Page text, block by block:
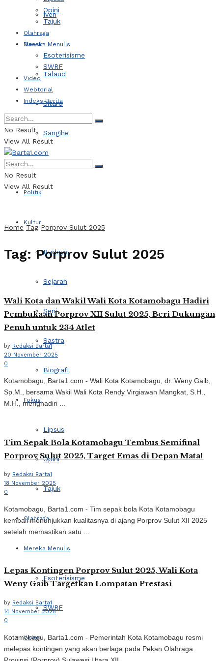
Iven
Daerah
Talaud
Sitaro
Sangihe
Politik
Kultur
Budaya
Sejarah
Seni
Sastra
Biografi
Fokus
Lipsus
Opini
Tajuk
Olahraga
Mereka Menulis
Esoterisisme
SWRF
Video
Opini
Tajuk
Olahraga
Mereka Menulis
Esoterisisme
SWRF
Video
Webtorial
Indeks Berita
No Result
View All Result
No Result
View All Result
Home Tag Porprov Sulut 2025
Tag:Porprov Sulut 2025
Wali Kota dan Wakil Wali Kota Kotamobagu Hadiri
Pembukaan Porprov XII Sulut 2025, Beri Dukungan
Penuh untuk 234 Atlet
by Redaksi Barta1
20 November 2025
0
Kotamobagu, Barta1.com - Wali Kota Kotamobagu, dr. Weny Gaib,
Sp.M., bersama Wakil Wali Kota Rendy Virgiawan Mangkat, S.H.,
M.H., menghadiri ...
Tim Sepak Bola Kotamobagu Tembus Semifinal
Porprov Sulut 2025, Target Emas di Depan Mata!
by Redaksi Barta1
18 November 2025
0
Kotamobagu, Barta1.com - Tim sepak bola Kota Kotamobagu
kembali menunjukkan kualitasnya di ajang Porprov Sulut XII 2025
setelah memastikan satu ...
Lepas Kontingen Porprov Sulut 2025, Wali Kota
Weny Gaib Targetkan Lompatan Prestasi
by Redaksi Barta1
14 November 2025
0
Kotamobagu, Barta1.com - Pemerintah Kota Kotamobagu resmi
melepas kontingen yang akan berlaga pada Pekan Olahraga